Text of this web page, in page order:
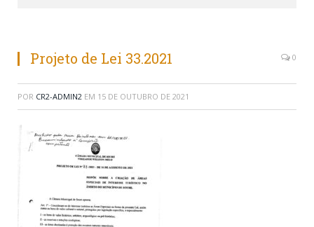
Projeto de Lei 33.2021 0
POR CR2-ADMIN2 EM 15 DE OUTUBRO DE 2021